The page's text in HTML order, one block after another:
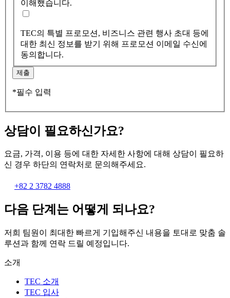
이해했습니다.
TEC의 특별 프로모션, 비즈니스 관련 행사 초대 등에
대한 최신 정보를 받기 위해 프로모션 이메일 수신에
동의합니다.
제출
*필수 입력
상담이 필요하신가요?
요금, 가격, 이용 등에 대한 자세한 사항에 대해 상담이 필요하
신 경우 하단의 연락처로 문의해주세요.
+82 2 3782 4888
다음 단계는 어떻게 되나요?
저희 팀원이 최대한 빠르게 기입해주신 내용을 토대로 맞춤 솔
루션과 함께 연락 드릴 예정입니다.
소개
TEC 소개
TEC 입사